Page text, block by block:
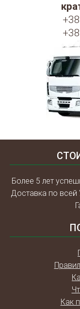
Более 5 лет
Доставка по
Как